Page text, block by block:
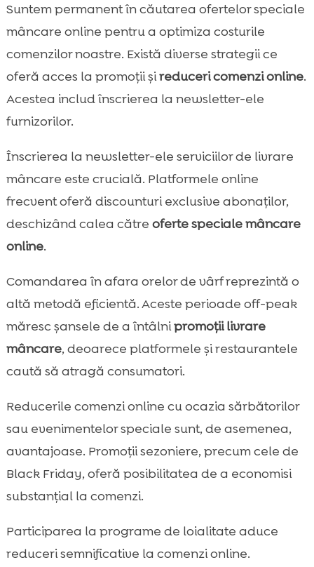
Suntem permanent în căutarea ofertelor speciale
mâncare online pentru a optimiza costurile
comenzilor noastre. Există diverse strategii ce
oferă acces la promoții șireduceri comenzi online.
Acestea includ înscrierea la newsletter-ele
furnizorilor.
Înscrierea la newsletter-ele serviciilor de livrare
mâncare este crucială. Platformele online
frecvent oferă discounturi exclusive abonaților,
deschizând calea către oferte speciale mâncare
online.
Comandarea în afara orelor de vârf reprezintă o
altă metodă eficientă. Aceste perioade off-peak
măresc șansele de a întâlnipromoții livrare
mâncare, deoarece platformele și restaurantele
caută să atragă consumatori.
Reducerile comenzi online cu ocazia sărbătorilor
sau evenimentelor speciale sunt, de asemenea,
avantajoase. Promoții sezoniere, precum cele de
Black Friday, oferă posibilitatea de a economisi
substanțial la comenzi.
Participarea la programe de loialitate aduce
reduceri semnificative la comenzi online.